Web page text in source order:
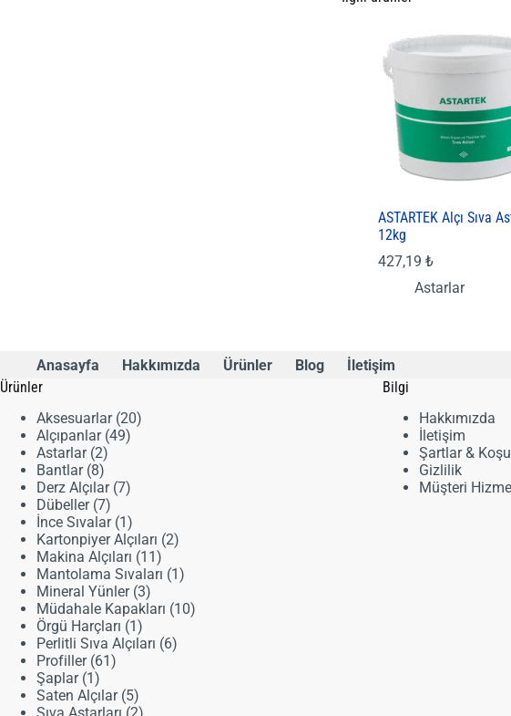
ASTARTEK Alçı Sıva
12kg
427,19 ₺
Astarlar
Anasayfa Hakkımızda Ürünler Blog
İletişim
Ürünler
Aksesuarlar 2020
Alçıpanlar 4949
Astarlar 22
ürün
Bantlar 88
ürün
Derz Alçılar 77
Dübeller 77
ürün
İnce Sıvalar 11
ürün
Kartonpiyer Alçıları 22
Makina Alçıları 1111
ürün
Mantolama Sıvaları 11
Mineral Yünler 33
ürün
Müdahale Kapakları 1010
Örgü Harçları 11
ürün
Perlitli Sıva Alçıları 66
Profiller 6161
Şaplar 11
ürün
Saten Alçılar 55
ürün
2
Bilgi
Hakkımızda
İletişim
Şartlar &
Gizlilik
Müşteri